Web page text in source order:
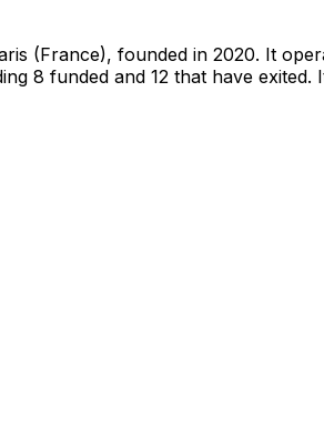
(France), founded in 2020. It
8 funded and 12 that have